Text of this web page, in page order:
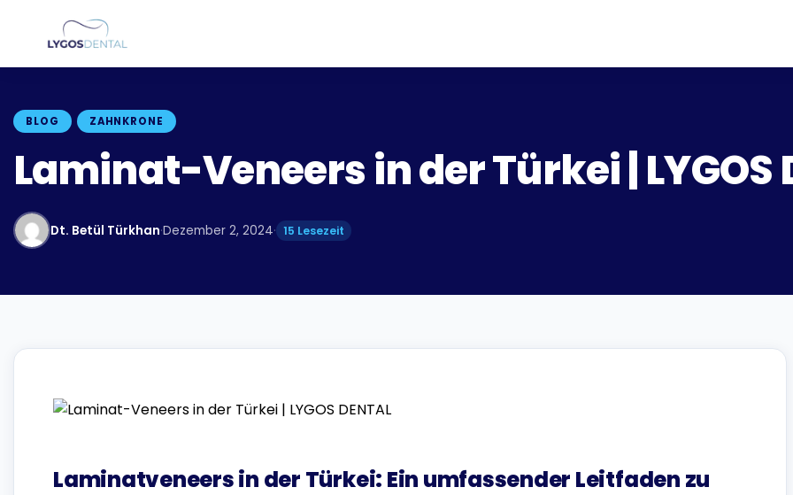
BLOG ZAHNKRONE
Laminat-Veneers in der Türkei | LYGOS
Dt. Betül Türkhan·Dezember 2, 2024· 15 Lesezeit
Laminatveneers in der Türkei: Ein umfassender Leitfaden zu